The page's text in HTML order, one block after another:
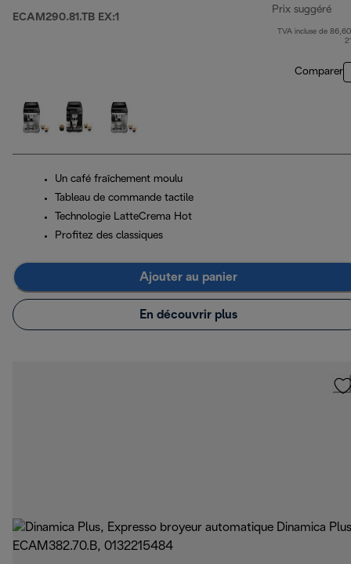
ECAM290.81.TB EX:1
Prix suggéré
TVA incluse de
Comparer
Un café fraîchement moulu
Tableau de commande tactile
Technologie LatteCrema Hot
Profitez des classiques
Ajouter au panier
En découvrir plus